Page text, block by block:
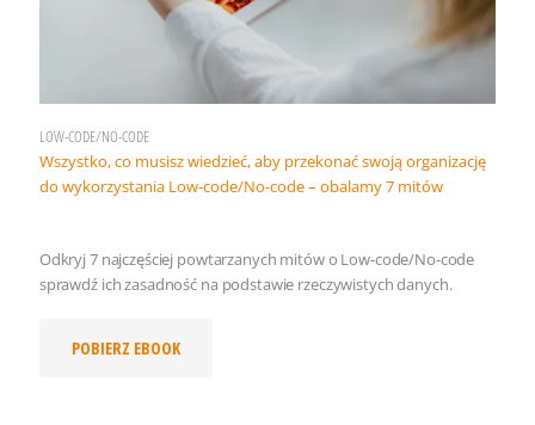
LOW-CODE/NO-CODE
Wszystko, co musisz wiedzieć, aby przekonać swoją organizację
do wykorzystania Low-code/No-code – obalamy 7 mitów
Odkryj 7 najczęściej powtarzanych mitów o Low-code/No-code
sprawdź ich zasadność na podstawie rzeczywistych danych.
POBIERZ EBOOK